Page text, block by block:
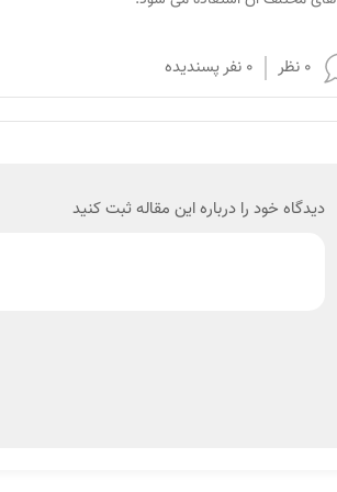
0 نظر 0 نفر پسندیده
دیدگاه خود را درباره این مقاله ثبت کنید